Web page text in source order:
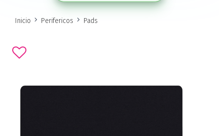
Inicio Perifericos Pads